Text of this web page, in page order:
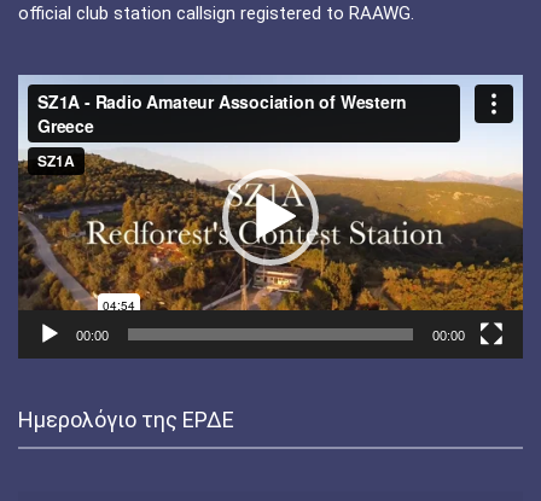
official club station callsign registered to RAAWG.
Πρόγραμμα
Αναπαραγωγής
Βίντεο
00:00 00:00
Ημερολόγιο της ΕΡΔΕ